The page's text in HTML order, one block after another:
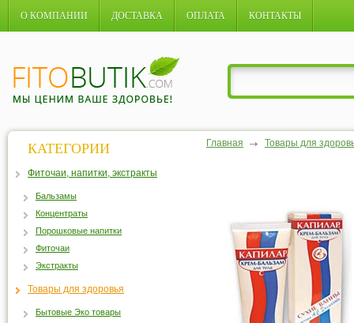
О КОМПАНИИ ДОСТАВКА ОПЛАТА КОНТАКТЫ
Главная Товары для
КАТЕГОРИИ
Фиточаи, напитки, экстракты
Бальзамы
Концентраты
Порошковые напитки
Фиточаи
Экстракты
Товары для здоровья
Бытовые Эко товары